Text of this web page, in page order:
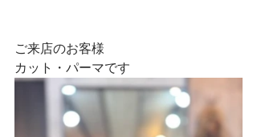
ご来店のお客様
カット・パーマです